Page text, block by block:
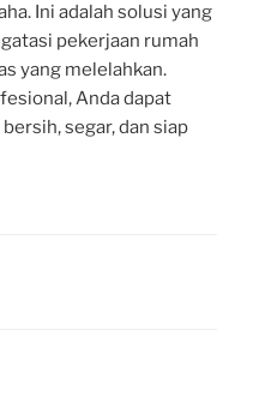
Ini adalah solusi yang
pekerjaan rumah
yang melelahkan.
Anda dapat
segar, dan siap